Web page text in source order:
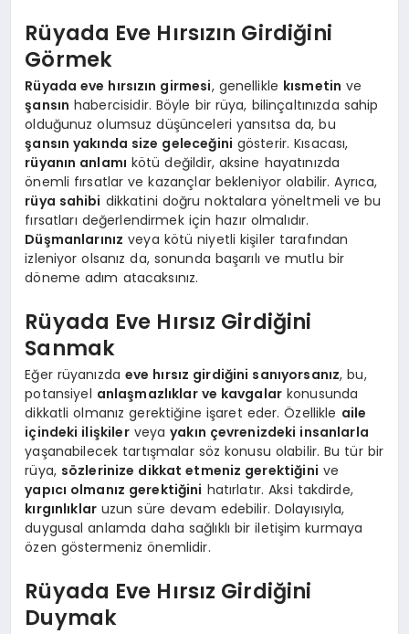
Rüyada Eve Hırsızın Girdiğini
Görmek
Rüyada eve hırsızın girmesi, genellikle kısmetin ve
şansın habercisidir. Böyle bir rüya, bilinçaltınızda sahip
olduğunuz olumsuz düşünceleri yansıtsa da, bu
şansın yakında size geleceğini gösterir. Kısacası,
rüyanın anlamı kötü değildir, aksine hayatınızda
önemli fırsatlar ve kazançlar bekleniyor olabilir. Ayrıca,
rüya sahibi dikkatini doğru noktalara yöneltmeli ve bu
fırsatları değerlendirmek için hazır olmalıdır.
Düşmanlarınız veya kötü niyetli kişiler tarafından
izleniyor olsanız da, sonunda başarılı ve mutlu bir
döneme adım atacaksınız.
Rüyada Eve Hırsız Girdiğini
Sanmak
Eğer rüyanızda eve hırsız girdiğini sanıyorsanız, bu,
potansiyel anlaşmazlıklar ve kavgalar konusunda
dikkatli olmanız gerektiğine işaret eder. Özellikle aile
içindeki ilişkilerveyayakın çevrenizdeki insanlarla
yaşanabilecek tartışmalar söz konusu olabilir. Bu tür bir
rüya, sözlerinize dikkat etmeniz gerektiğini ve
yapıcı olmanız gerektiğini hatırlatır. Aksi takdirde,
kırgınlıklar uzun süre devam edebilir. Dolayısıyla,
duygusal anlamda daha sağlıklı bir iletişim kurmaya
özen göstermeniz önemlidir.
Rüyada Eve Hırsız Girdiğini
Duymak